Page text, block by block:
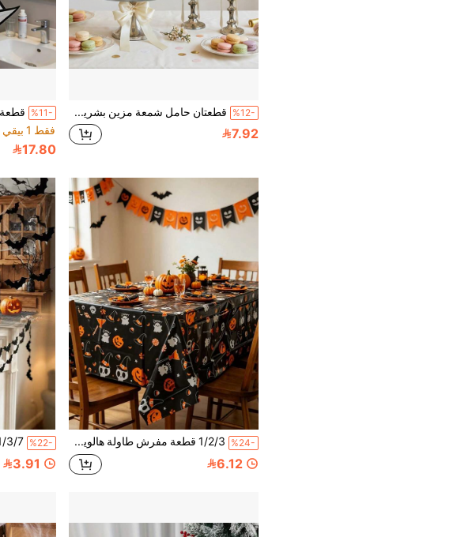
%12- قطعتان حامل شمعة مزين بشريط ساتان ذو فراشة مزدوجة، ديكور وسيط طاولة الزفاف، اكسسوارات ديكور طاولة حلوى حفلة عيد الميلاد
7.92
%11-
فقط 1 بيقي
17.80
%24- 1/2/3 قطعة مفرش طاولة هالوين، مفرش طاولة حفلة بموضوع أسود، مفرش طاولة ديكوري هالوين حلوى أو "خدعة أو حلوى"، مفرش طاولة ديكوري هالوين بأسلوب كرتوني جمجمة وقرع وشبح، ديكور حفلة هالوين
6.12
%22-
3.91